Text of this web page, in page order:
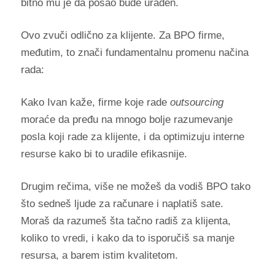
bitno mu je da posao bude urađen.
Ovo zvuči odlično za klijente. Za BPO firme,
međutim, to znači fundamentalnu promenu načina
rada:
Kako Ivan kaže, firme koje rade outsourcing
moraće da pređu na mnogo bolje razumevanje
posla koji rade za klijente, i da optimizuju interne
resurse kako bi to uradile efikasnije.
Drugim rečima, više ne možeš da vodiš BPO tako
što sedneš ljude za računare i naplatiš sate.
Moraš da razumeš šta tačno radiš za klijenta,
koliko to vredi, i kako da to isporučiš sa manje
resursa, a barem istim kvalitetom.